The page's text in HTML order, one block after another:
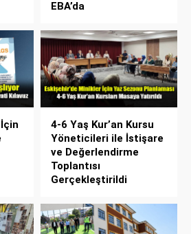
EBA’da
4-6 Yaş Kur’an Kursu
Yöneticileri ile İstişare
ve Değerlendirme
Toplantısı
Gerçekleştirildi